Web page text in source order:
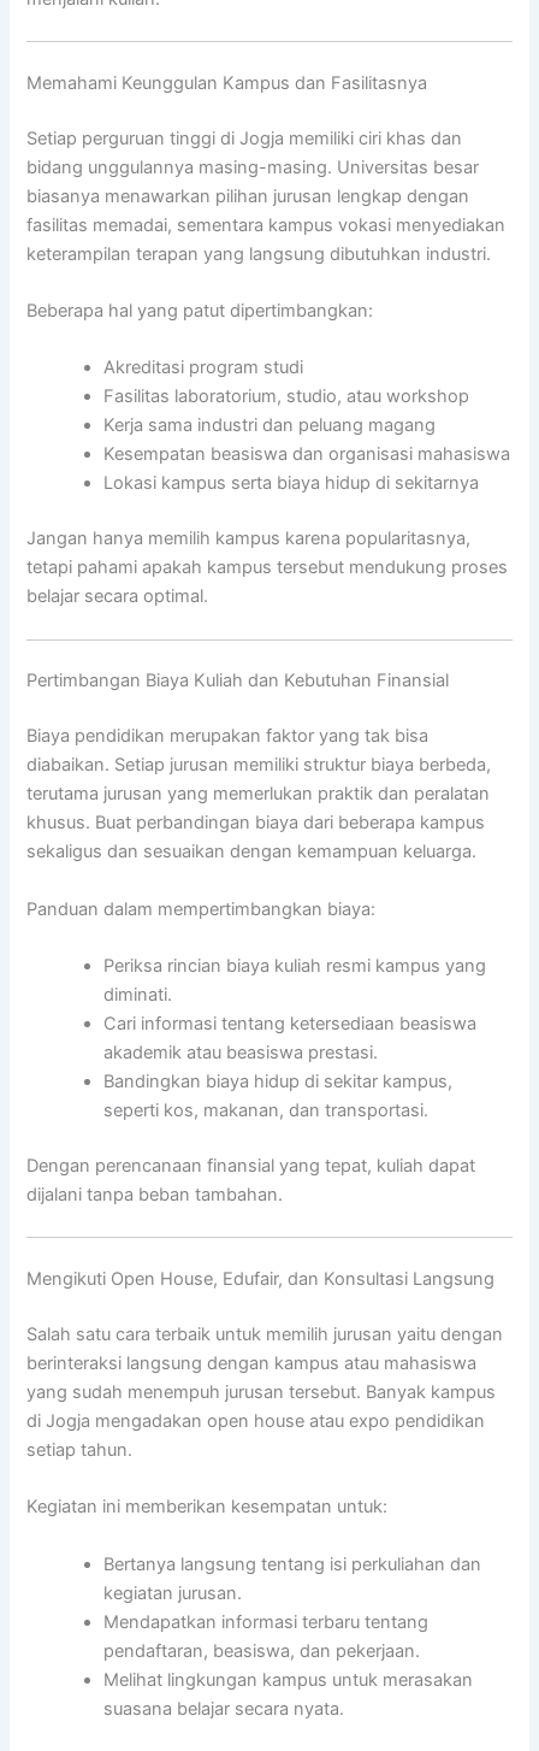
Memahami Keunggulan Kampus dan Fasilitasnya
Setiap perguruan tinggi di Jogja memiliki ciri khas dan
bidang unggulannya masing-masing. Universitas besar
biasanya menawarkan pilihan jurusan lengkap dengan
fasilitas memadai, sementara kampus vokasi menyediakan
keterampilan terapan yang langsung dibutuhkan industri.
Beberapa hal yang patut dipertimbangkan:
Akreditasi program studi
Fasilitas laboratorium, studio, atau workshop
Kerja sama industri dan peluang magang
Kesempatan beasiswa dan organisasi mahasiswa
Lokasi kampus serta biaya hidup di sekitarnya
Jangan hanya memilih kampus karena popularitasnya,
tetapi pahami apakah kampus tersebut mendukung proses
belajar secara optimal.
Pertimbangan Biaya Kuliah dan Kebutuhan Finansial
Biaya pendidikan merupakan faktor yang tak bisa
diabaikan. Setiap jurusan memiliki struktur biaya berbeda,
terutama jurusan yang memerlukan praktik dan peralatan
khusus. Buat perbandingan biaya dari beberapa kampus
sekaligus dan sesuaikan dengan kemampuan keluarga.
Panduan dalam mempertimbangkan biaya:
Periksa rincian biaya kuliah resmi kampus yang
diminati.
Cari informasi tentang ketersediaan beasiswa
akademik atau beasiswa prestasi.
Bandingkan biaya hidup di sekitar kampus,
seperti kos, makanan, dan transportasi.
Dengan perencanaan finansial yang tepat, kuliah dapat
dijalani tanpa beban tambahan.
Mengikuti Open House, Edufair, dan Konsultasi Langsung
Salah satu cara terbaik untuk memilih jurusan yaitu dengan
berinteraksi langsung dengan kampus atau mahasiswa
yang sudah menempuh jurusan tersebut. Banyak kampus
di Jogja mengadakan open house atau expo pendidikan
setiap tahun.
Kegiatan ini memberikan kesempatan untuk:
Bertanya langsung tentang isi perkuliahan dan
kegiatan jurusan.
Mendapatkan informasi terbaru tentang
pendaftaran, beasiswa, dan pekerjaan.
Melihat lingkungan kampus untuk merasakan
suasana belajar secara nyata.